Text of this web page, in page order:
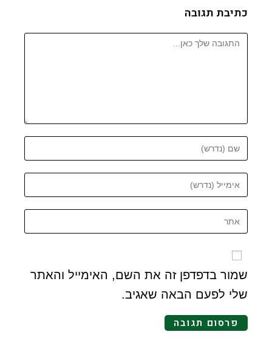
כתיבת תגובה
שמור בדפדפן זה את השם, האימייל והאתר
שלי לפעם הבאה שאגיב.